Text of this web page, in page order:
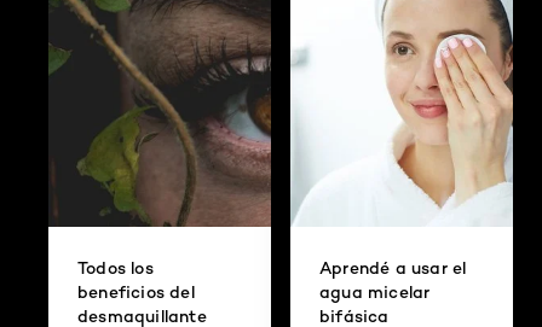
Todos los
beneficios del
desmaquillante
Aprendé a usar el
agua micelar
bifásica